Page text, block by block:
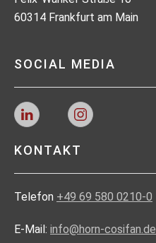
60314 Frankfurt am Main
SOCIAL MEDIA
KONTAKT
Telefon +49 69 580 0210-0
E-Mail: info@horn-cosifan.de